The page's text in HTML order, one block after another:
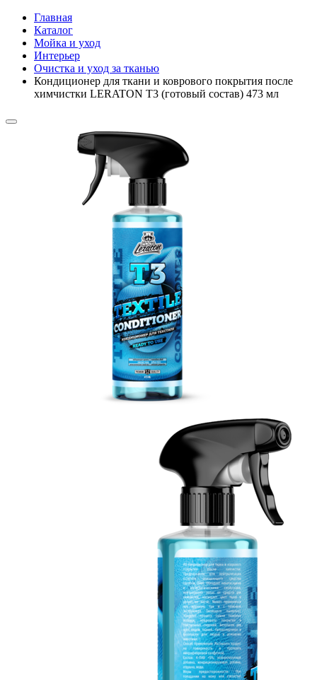
Главная
Каталог
Мойка и уход
Интерьер
Очистка и уход за тканью
Кондиционер для ткани и коврового покрытия после
химчистки LERATON T3 (готовый состав) 473 мл